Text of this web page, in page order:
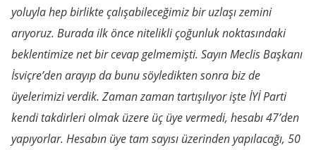
yoluyla hep birlikte çalışabileceğimiz bir uzlaşı zemini
arıyoruz. Burada ilk önce nitelikli çoğunluk noktasındaki
beklentimize net bir cevap gelmemişti. Sayın Meclis Başkanı
İsviçre’den arayıp da bunu söyledikten sonra biz de
üyelerimizi verdik. Zaman zaman tartışılıyor işte İYİ Parti
kendi takdirleri olmak üzere üç üye vermedi, hesabı 47’den
yapıyorlar. Hesabın üye tam sayısı üzerinden yapılacağı, 50